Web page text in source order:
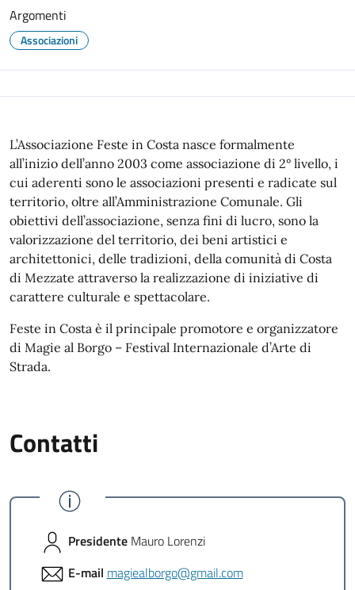
Argomenti
Associazioni
L’Associazione Feste in Costa nasce formalmente
all’inizio dell’anno 2003 come associazione di 2° livello, i
cui aderenti sono le associazioni presenti e radicate sul
territorio, oltre all’Amministrazione Comunale. Gli
obiettivi dell’associazione, senza fini di lucro, sono la
valorizzazione del territorio, dei beni artistici e
architettonici, delle tradizioni, della comunità di Costa
di Mezzate attraverso la realizzazione di iniziative di
carattere culturale e spettacolare.
Feste in Costa è il principale promotore e organizzatore
di Magie al Borgo – Festival Internazionale d’Arte di
Strada.
Contatti
PresidenteMauro Lorenzi
E-mail magiealborgo@gmail.com